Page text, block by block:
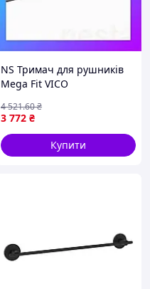
NS Тримач для рушників
Mega Fit VICO
CORSO (B) (9681301)
Nes22/Q
3 772 ₴
4 521.60₴
Купити